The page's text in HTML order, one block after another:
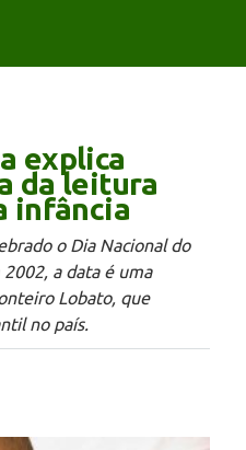
explica
da leitura
infância
o Dia Nacional do
a data é uma
Lobato, que
no país.